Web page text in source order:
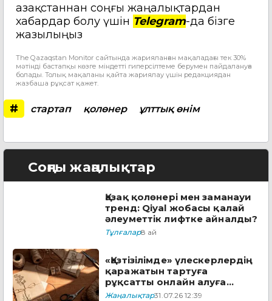
Қазақстаннан соңғы жаңалықтардан
хабардар болу үшін Telegram-да бізге
жазылыңыз
The Qazaqstan Monitor сайтында жарияланған мақаладағы тек 30%
мәтінді бастапқы көзге міндетті гиперсілтеме берумен пайдалануға
болады. Толық мақаланы қайта жариялау үшін редакциядан
жазбаша рұқсат қажет.
# стартап қолөнер ұлттық өнім
Соңғы жаңалықтар
Қазақ қолөнері мен заманауи
тренд: Qiyal жобасы қалай
әлеуметтік лифтке айналды?
Тұлғалар8 ай
«Қазтізілімде» үлескерлердің
қаражатын тартуға
рұқсатты онлайн алуға
болады
Жаңалықтар31.07.26 12:39